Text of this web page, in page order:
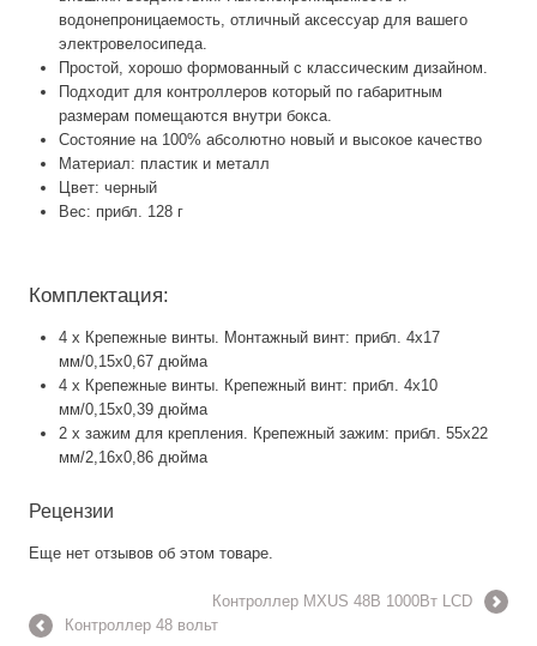
водонепроницаемость, отличный аксессуар для вашего
электровелосипеда.
Простой, хорошо формованный с классическим дизайном.
Подходит для контроллеров который по габаритным
размерам помещаются внутри бокса.
Состояние на 100% абсолютно новый и высокое качество
Материал: пластик и металл
Цвет: черный
Вес: прибл. 128 г
Комплектация:
4 х Крепежные винты. Монтажный винт: прибл. 4x17
мм/0,15x0,67 дюйма
4 х Крепежные винты. Крепежный винт: прибл. 4x10
мм/0,15x0,39 дюйма
2 x зажим для крепления. Крепежный зажим: прибл. 55x22
мм/2,16x0,86 дюйма
Рецензии
Еще нет отзывов об этом товаре.
Контроллер MXUS 48В 1000Вт LCD
Контроллер 48 вольт